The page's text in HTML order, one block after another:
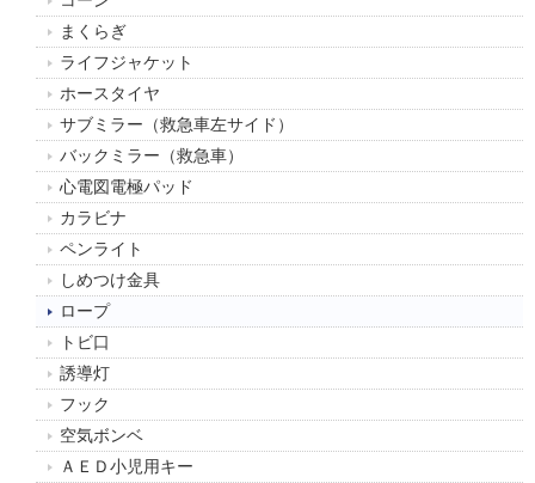
まくらぎ
ライフジャケット
ホースタイヤ
サブミラー（救急車左サイド）
バックミラー（救急車）
心電図電極パッド
カラビナ
ペンライト
しめつけ金具
ロープ
トビ口
誘導灯
フック
空気ボンベ
ＡＥＤ小児用キー